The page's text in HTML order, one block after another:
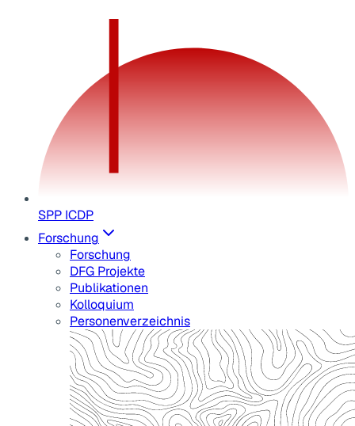
SPP ICDP
Forschung
Forschung
DFG Projekte
Publikationen
Kolloquium
Personenverzeichnis